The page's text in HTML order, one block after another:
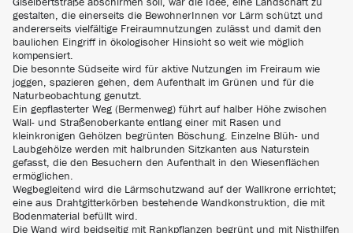
gestalten, die einerseits die BewohnerInnen vor Lärm schützt und
andererseits vielfältige Freiraumnutzungen zulässt und damit den
baulichen Eingriff in ökologischer Hinsicht so weit wie möglich
kompensiert.
Die besonnte Südseite wird für aktive Nutzungen im Freiraum wie
joggen, spazieren gehen, dem Aufenthalt im Grünen und für die
Naturbeobachtung genutzt.
Ein gepflasterter Weg (Bermenweg) führt auf halber Höhe zwischen
Wall- und Straßenoberkante entlang einer mit Rasen und
kleinkronigen Gehölzen begrünten Böschung. Einzelne Blüh- und
Laubgehölze werden mit halbrunden Sitzkanten aus Naturstein
gefasst, die den Besuchern den Aufenthalt in den Wiesenflächen
ermöglichen.
Wegbegleitend wird die Lärmschutzwand auf der Wallkrone errichtet;
eine aus Drahtgitterkörben bestehende Wandkonstruktion, die mit
Bodenmaterial befüllt wird.
Die Wand wird beidseitig mit Rankpflanzen begrünt und mit Nisthilfen